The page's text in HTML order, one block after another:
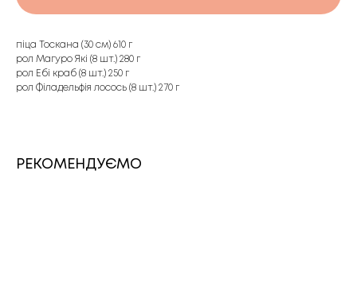
піца Тоскана (30 см) 610 г
рол Магуро Які (8 шт.) 280 г
рол Ебі краб (8 шт.) 250 г
рол Філадельфія лосось (8 шт.) 270 г
РЕКОМЕНДУЄМО